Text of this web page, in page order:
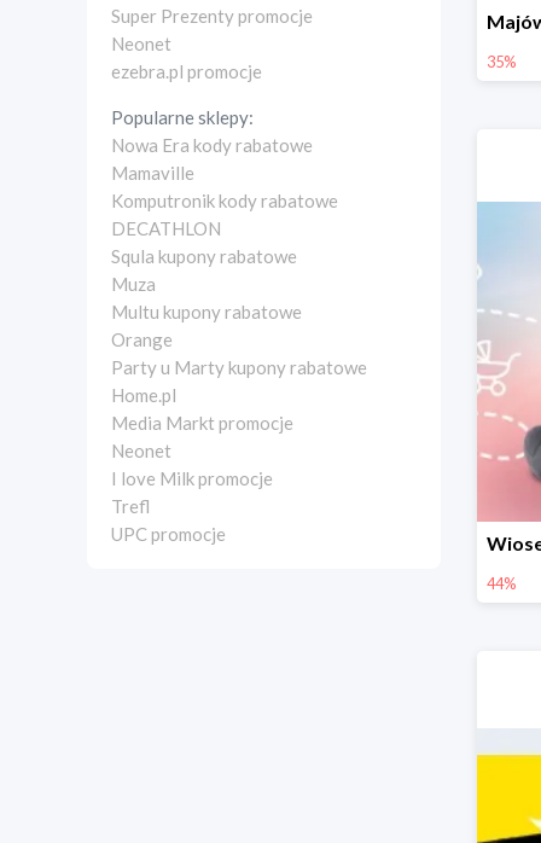
Super Prezenty promocje
Neonet
ezebra.pl promocje
Popularne sklepy:
Nowa Era kody rabatowe
Mamaville
Komputronik kody rabatowe
DECATHLON
Squla kupony rabatowe
Muza
Multu kupony rabatowe
Orange
Party u Marty kupony rabatowe
Home.pl
Media Markt promocje
Neonet
I love Milk promocje
Trefl
UPC promocje
35%
44%